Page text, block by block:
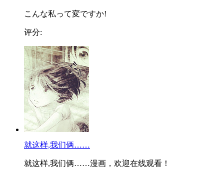
こんな私って変ですか!
评分:
就这样,我们俩……
就这样,我们俩……漫画，欢迎在线观看！